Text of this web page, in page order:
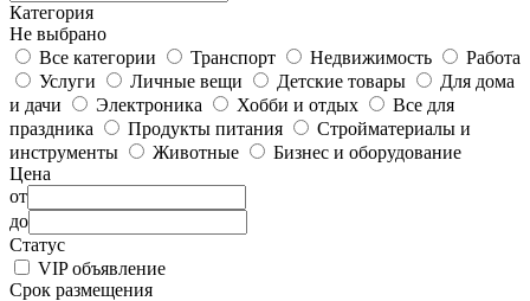
Категория
Не выбрано
Все категории
Транспорт Недвижимость
Работа
Услуги
Личные вещи Детские товары
Для дома
и дачи
Электроника Хобби и отдых
Все для
праздника
Продукты питания
Стройматериалы и
инструменты
Животные
Бизнес и оборудование
Цена
от
до
Статус
VIP объявление
Срок размещения